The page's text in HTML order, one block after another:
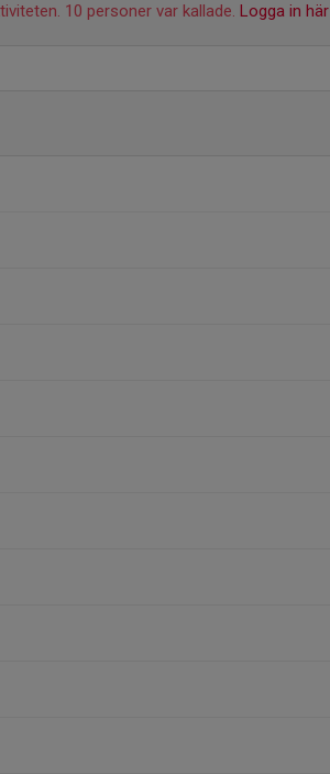
10 personer var kallade. Logga in här